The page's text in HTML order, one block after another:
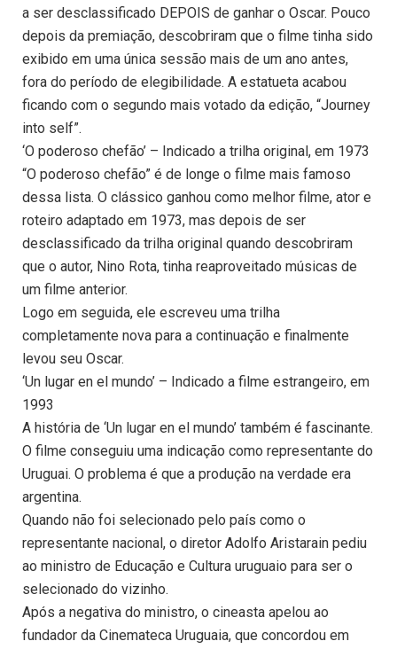
a ser desclassificado DEPOIS de ganhar o Oscar. Pouco
depois da premiação, descobriram que o filme tinha sido
exibido em uma única sessão mais de um ano antes,
fora do período de elegibilidade. A estatueta acabou
ficando com o segundo mais votado da edição, “Journey
into self”.
‘O poderoso chefão’ – Indicado a trilha original, em 1973
“O poderoso chefão” é de longe o filme mais famoso
dessa lista. O clássico ganhou como melhor filme, ator e
roteiro adaptado em 1973, mas depois de ser
desclassificado da trilha original quando descobriram
que o autor, Nino Rota, tinha reaproveitado músicas de
um filme anterior.
Logo em seguida, ele escreveu uma trilha
completamente nova para a continuação e finalmente
levou seu Oscar.
‘Un lugar en el mundo’ – Indicado a filme estrangeiro, em
1993
A história de ‘Un lugar en el mundo’ também é fascinante.
O filme conseguiu uma indicação como representante do
Uruguai. O problema é que a produção na verdade era
argentina.
Quando não foi selecionado pelo país como o
representante nacional, o diretor Adolfo Aristarain pediu
ao ministro de Educação e Cultura uruguaio para ser o
selecionado do vizinho.
Após a negativa do ministro, o cineasta apelou ao
fundador da Cinemateca Uruguaia, que concordou em